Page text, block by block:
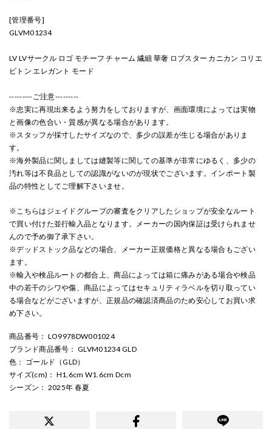
[管理番号]
GLVM01234
LV LVサークル ロゴ モチーフ チャーム 繊細 華奢 ロブスター カニカン コリエ
ビトン エレガント モード
---------ご注意---------
※忠実に再現出来るよう努力をしておりますが、画面環境によっては実物
と画像の色合い・質感が異なる場合があります。
※スタッフが採寸したサイズなので、多少の誤差が生じる場合がありま
す。
※海外製品に関しましては縫製等に関しての基準が非常にゆるく、多少の
汚れ等は不良品としての認識がないのが現状でございます。インポート製
品の特性としてご理解下さいませ。
※こちらはジェイドグループの審査をクリアしたショップが安全なルート
で買い付けた並行輸入品となります。メーカーの国内保証は受けられませ
んので予め御了承下さい。
※デッドストック品などの場合、メーカー正規価格と異なる場合もござい
ます。
※輸入や検品ルートの都合上、商品によっては箱に痛みがある場合や検品
中の若干のシワや傷、商品によってはセキュリティラベルを切り取ってい
る場合などがございますが、正規品の確認済商品のため安心してお買い求
め下さい。
商品番号 ： LO9978DW001024
ブランド商品番号 ： GLVM01234 GLD
色 ： ゴールド（GLD）
サイズ(cm) ： H1.6cm W1.6cm Dcm
シーズン ： 2025年 春夏